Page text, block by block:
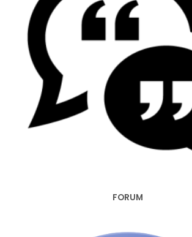
FORUM